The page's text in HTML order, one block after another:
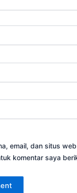
email, dan situs
komentar saya